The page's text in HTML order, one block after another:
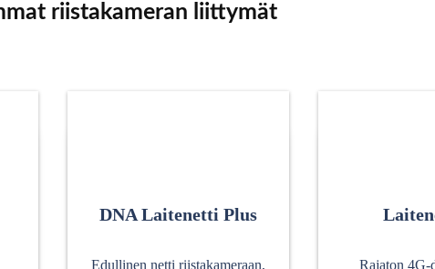
riistakameran liittymät
DNA Laitenetti Plus
Edullinen netti riistakameraan,
Rajaton 4G-